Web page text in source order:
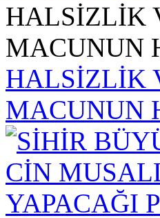
HALSİZLİK
MACUNUN
HALSİZLİK
MACUNUN